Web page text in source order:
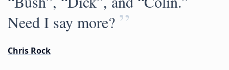
Need I say more? ”
Chris Rock